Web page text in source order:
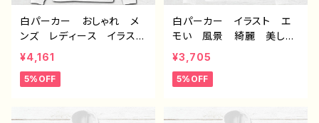
白パーカー おしゃれ メ
ンズ レディース イラス
ト 風景 綺麗 景色 美
しい エモい かっこい
い おすすめ 個性的 人
エイター 絵師 オリジナ
¥4,161
5%OFF
白パーカー イラスト エ
モい 風景 綺麗 美し
い 景色 おしゃれ 可愛
い女の子 メンズ レディ
ース おすすめ 個性的
クリエイター 絵師 オリ
¥3,705
5%OFF